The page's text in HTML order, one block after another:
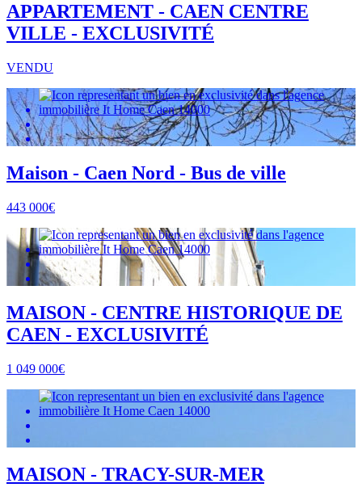
APPARTEMENT - CAEN CENTRE
VILLE - EXCLUSIVITÉ
VENDU
Maison - Caen Nord - Bus de ville
443 000€
MAISON - CENTRE HISTORIQUE DE
CAEN - EXCLUSIVITÉ
1 049 000€
MAISON - TRACY-SUR-MER